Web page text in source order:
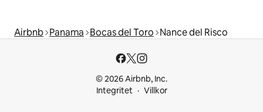
Airbnb Panama Bocas del Toro Nance del Risco
© 2026 Airbnb, Inc.
Integritet
Villkor